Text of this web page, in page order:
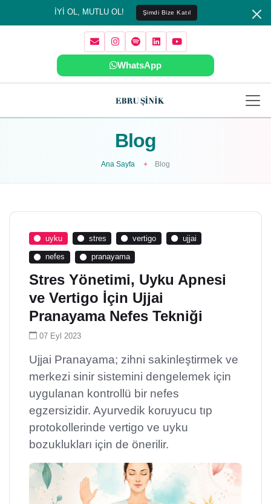
İYİ OL, MUTLU OL! Şimdi Bize Katıl
WhatsApp
Blog
Ana Sayfa Blog
uyku stres vertigo ujjai
nefes pranayama
Stres Yönetimi, Uyku Apnesi
ve Vertigo İçin Ujjai
Pranayama Nefes Tekniği
07 Eyl 2023
Ujjai Pranayama; zihni sakinleştirmek ve
merkezi sinir sistemini dengelemek için
uygulanan kontrollü bir nefes
egzersizidir. Ayurvedik koruyucu tıp
protokollerinde vertigo ve uyku
bozuklukları için de önerilir.